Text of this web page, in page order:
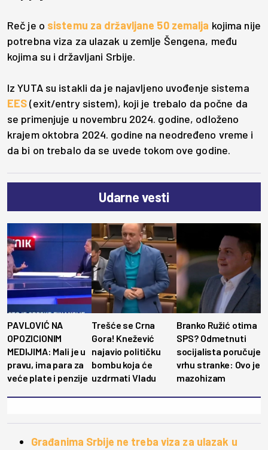
Reč je o sistemu za državljane 50 zemalja kojima nije
potrebna viza za ulazak u zemlje Šengena, među
kojima su i državljani Srbije.
Iz YUTA su istakli da je najavljeno uvođenje sistema
EES(exit/entry sistem), koji je trebalo da počne da
se primenjuje u novembru 2024. godine, odloženo
krajem oktobra 2024. godine na neodređeno vreme i
da bi on trebalo da se uvede tokom ove godine.
Udarne vesti
PAVLOVIĆ NA
OPOZICIONIM
MEDIJIMA: Mali je u
pravu, ima para za
veće plate i penzije
Trešće se Crna
Gora! Knežević
najavio političku
bombu koja će
uzdrmati Vladu
Branko Ružić otima
SPS? Odmetnuti
socijalista poručuje
vrhu stranke: Ovo je
mazohizam
Građanima Srbije ne treba viza za ulazak u